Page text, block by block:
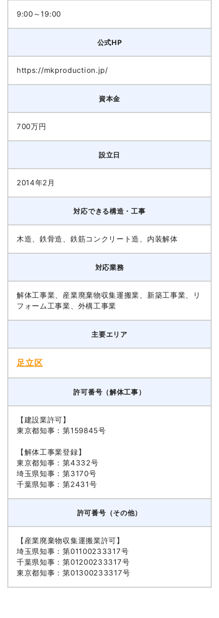
9:00～19:00
公式HP
https://mkproduction.jp/
資本金
700万円
設立日
2014年2月
対応できる構造・工事
木造、鉄骨造、鉄筋コンクリート造、内装解体
対応業務
解体工事業、産業廃棄物収集運搬業、新築工事業、リ
フォーム工事業、外構工事業
主要エリア
足立区
許可番号（解体工事）
【建設業許可】
東京都知事：第159845号
【解体工事業登録】
東京都知事：第4332号
埼玉県知事：第3170号
千葉県知事：第2431号
許可番号（その他）
【産業廃棄物収集運搬業許可】
埼玉県知事：第01100233317号
千葉県知事：第01200233317号
東京都知事：第01300233317号